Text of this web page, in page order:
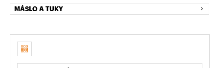
MÁSLO A TUKY